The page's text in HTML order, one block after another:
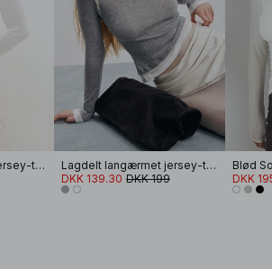
Lagdelt langærmet jersey-top
Lagdelt langærmet jersey-top
DKK 139.30 DKK 199 DKK